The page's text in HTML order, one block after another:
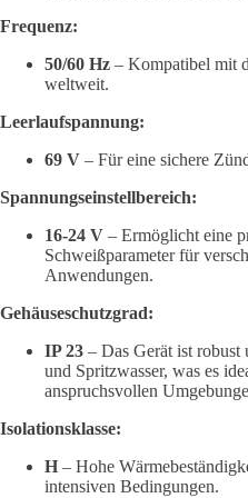
Frequenz:
50/60 Hz – Kompatibel mit
weltweit.
Leerlaufspannung:
69 V – Für eine sichere
Spannungseinstellbereich:
16-24 V – Ermöglicht eine
Schweißparameter für
Anwendungen.
Gehäuseschutzgrad:
IP 23 – Das Gerät ist robust
und Spritzwasser, was es
anspruchsvollen
Isolationsklasse:
H – Hohe
intensiven Bedingungen.